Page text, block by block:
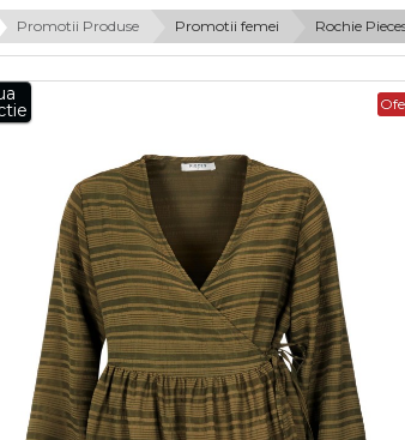
Promotii Produse Promotii femei Rochie